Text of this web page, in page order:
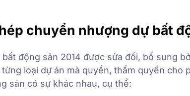
chuyển nhượng dự bất
động sản 2014 được sửa đổi, bổ sung
loại dự án mà quyền, thẩm quyền cho
sản có sự khác nhau, cụ thể: